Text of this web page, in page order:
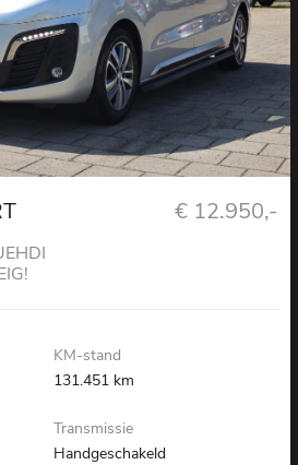
€ 12.950,-
KM-stand
131.451 km
Transmissie
Handgeschakeld